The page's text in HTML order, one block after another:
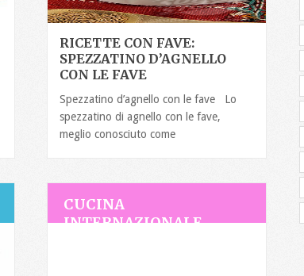
RICETTE CON FAVE:
SPEZZATINO D’AGNELLO
CON LE FAVE
Spezzatino d’agnello con le fave Lo
spezzatino di agnello con le fave,
meglio conosciuto come
CUCINA
INTERNAZIONALE